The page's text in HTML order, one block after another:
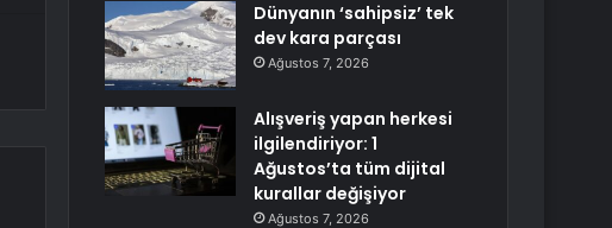
Dünyanın ‘sahipsiz’ tek
dev kara parçası
Ağustos 7, 2026
Alışveriş yapan herkesi
ilgilendiriyor: 1
Ağustos’ta tüm dijital
kurallar değişiyor
Ağustos 7, 2026